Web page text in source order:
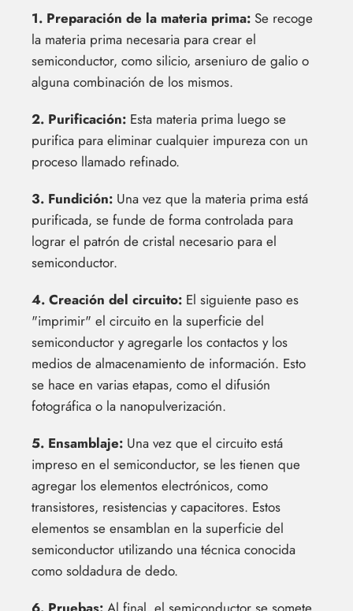
1. Preparación de la materia prima: Se recoge
la materia prima necesaria para crear el
semiconductor, como silicio, arseniuro de galio o
alguna combinación de los mismos.
2. Purificación: Esta materia prima luego se
purifica para eliminar cualquier impureza con un
proceso llamado refinado.
3. Fundición: Una vez que la materia prima está
purificada, se funde de forma controlada para
lograr el patrón de cristal necesario para el
semiconductor.
4. Creación del circuito: El siguiente paso es
"imprimir" el circuito en la superficie del
semiconductor y agregarle los contactos y los
medios de almacenamiento de información. Esto
se hace en varias etapas, como el difusión
fotográfica o la nanopulverización.
5. Ensamblaje: Una vez que el circuito está
impreso en el semiconductor, se les tienen que
agregar los elementos electrónicos, como
transistores, resistencias y capacitores. Estos
elementos se ensamblan en la superficie del
semiconductor utilizando una técnica conocida
como soldadura de dedo.